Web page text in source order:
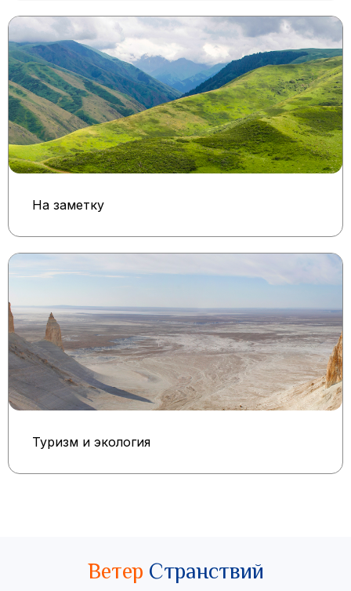
На заметку
Туризм и экология
Ветер Странствий